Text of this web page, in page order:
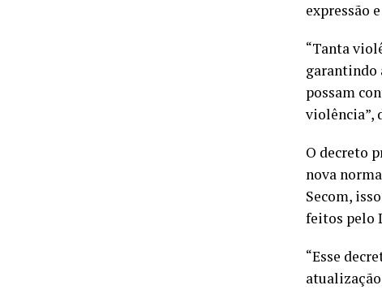
expressão
“Tanta
garantindo
possam
violência”,
O decreto
nova
Secom,
feitos pelo
“Esse